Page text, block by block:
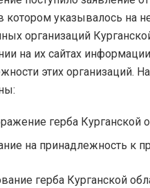
котором указывалось на
организаций
на их сайтах
этих организаций.
герба Курганской
на принадлежность к
герба Курганской